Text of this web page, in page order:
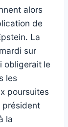
alors
de
La
sur
obligerait le
les
poursuites
président
la